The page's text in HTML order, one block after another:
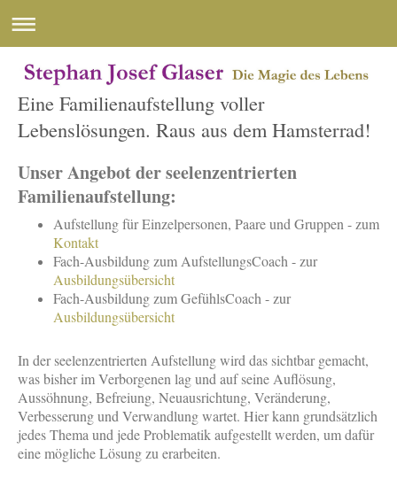
Eine Familienaufstellung voller
Lebenslösungen. Raus aus dem Hamsterrad!
Unser Angebot der seelenzentrierten
Familienaufstellung:
Aufstellung für Einzelpersonen, Paare und Gruppen - zum
Kontakt
Fach-Ausbildung zum AufstellungsCoach - zur
Ausbildungsübersicht
Fach-Ausbildung zum GefühlsCoach - zur
Ausbildungsübersicht
In der seelenzentrierten Aufstellung wird das sichtbar gemacht,
was bisher im Verborgenen lag und auf seine Auflösung,
Aussöhnung, Befreiung, Neuausrichtung, Veränderung,
Verbesserung und Verwandlung wartet. Hier kann grundsätzlich
jedes Thema und jede Problematik aufgestellt werden, um dafür
eine mögliche Lösung zu erarbeiten.